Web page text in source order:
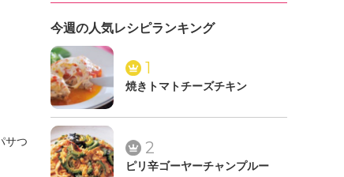
サつ
今週の人気レシピランキング
1
焼きトマトチーズチキン
2
ピリ辛ゴーヤーチャンプルー